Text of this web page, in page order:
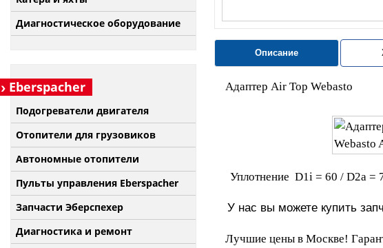
Диагностическое оборудование
Eberspacher
Подогреватели двигателя
Отопители для грузовиков
Автономные отопители
Пульты управления Eberspacher
Запчасти Эберспехер
Диагностика и ремонт
Описание
Адаптер Air Top Webasto
Уплотнение D1i = 60 / D2a =
У нас вы можете купить
Лучшие цены в Москве!